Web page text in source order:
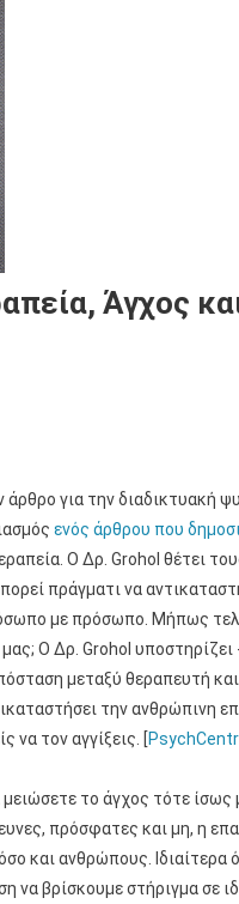
Άγχος
για την διαδικτυακή
ενός άρθρου που
Ο Δρ. Grohol θέτει
πράγματι να
με πρόσωπο. Μήπως
μας; Ο Δρ. Grohol
μεταξύ θεραπευτή
την ανθρώπινη
να τον αγγίξεις. [
το άγχος τότε ίσως
πρόσφατες και μη, η
και ανθρώπους.
να βρίσκουμε στήριγμα σε